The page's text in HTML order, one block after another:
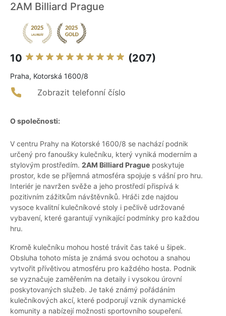
2AM Billiard Prague
10 (207)
Praha, Kotorská 1600/8
Zobrazit telefonní číslo
O společnosti:
V centru Prahy na Kotorské 1600/8 se nachází podnik
určený pro fanoušky kulečníku, který vyniká moderním a
stylovým prostředím. 2AM Billiard Prague poskytuje
prostor, kde se příjemná atmosféra spojuje s vášní pro hru.
Interiér je navržen svěže a jeho prostředí přispívá k
pozitivním zážitkům návštěvníků. Hráči zde najdou
vysoce kvalitní kulečníkové stoly i pečlivě udržované
vybavení, které garantují vynikající podmínky pro každou
hru.
Kromě kulečníku mohou hosté trávit čas také u šipek.
Obsluha tohoto místa je známá svou ochotou a snahou
vytvořit přívětivou atmosféru pro každého hosta. Podnik
se vyznačuje zaměřením na detaily i vysokou úrovní
poskytovaných služeb. Je také známý pořádáním
kulečníkových akcí, které podporují vznik dynamické
komunity a nabízejí možnosti sportovního soupeření.